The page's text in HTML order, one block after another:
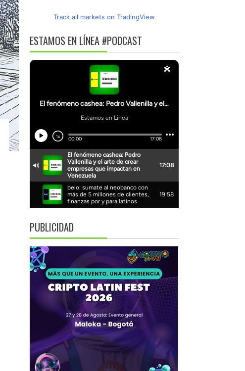
Track all markets on TradingView
ESTAMOS EN LÍNEA #PODCAST
PUBLICIDAD